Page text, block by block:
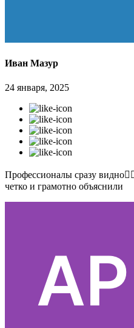
Иван Мазур
24 января, 2025
Профессионалы сразу
четко и грамотно объяснили